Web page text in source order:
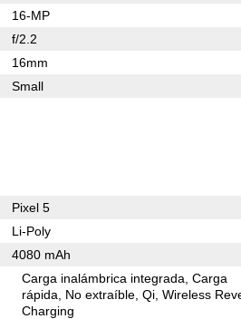
16-MP
f/2.2
16mm
Small
Pixel 5
Li-Poly
4080 mAh
Carga inalámbrica integrada Carga
rápida
No extraíble Qi Wireless
Charging